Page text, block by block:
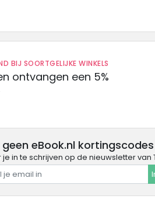
BIJ SOORTGELIJKE WINKELS
ontvangen een 5%
geen eBook.nl kortingscodes
in te schrijven op de nieuwsletter van